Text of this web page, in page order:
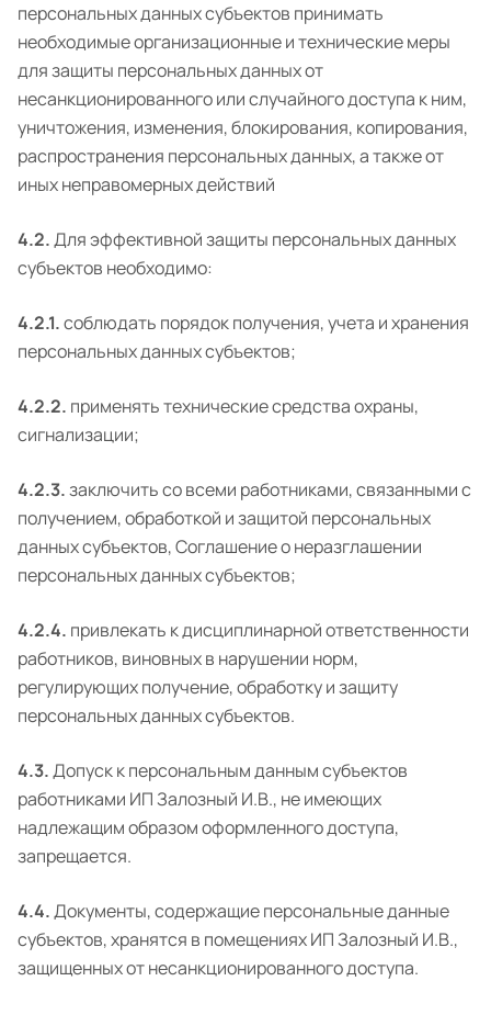
персональных данных субъектов принимать
необходимые организационные и технические меры
для защиты персональных данных от
несанкционированного или случайного доступа к ним,
уничтожения, изменения, блокирования, копирования,
распространения персональных данных, а также от
иных неправомерных действий
4.2.Для эффективной защиты персональных данных
субъектов необходимо:
4.2.1.соблюдать порядок получения, учета и хранения
персональных данных субъектов;
4.2.2. применять технические средства охраны,
сигнализации;
4.2.3.заключить со всеми работниками, связанными с
получением, обработкой и защитой персональных
данных субъектов, Соглашение о неразглашении
персональных данных субъектов;
4.2.4. привлекать к дисциплинарной ответственности
работников, виновных в нарушении норм,
регулирующих получение, обработку и защиту
персональных данных субъектов.
4.3.Допуск к персональным данным субъектов
работниками ИП Залозный И.В., не имеющих
надлежащим образом оформленного доступа,
запрещается.
4.4.Документы, содержащие персональные данные
субъектов, хранятся в помещениях ИП Залозный И.В.,
защищенных от несанкционированного доступа.